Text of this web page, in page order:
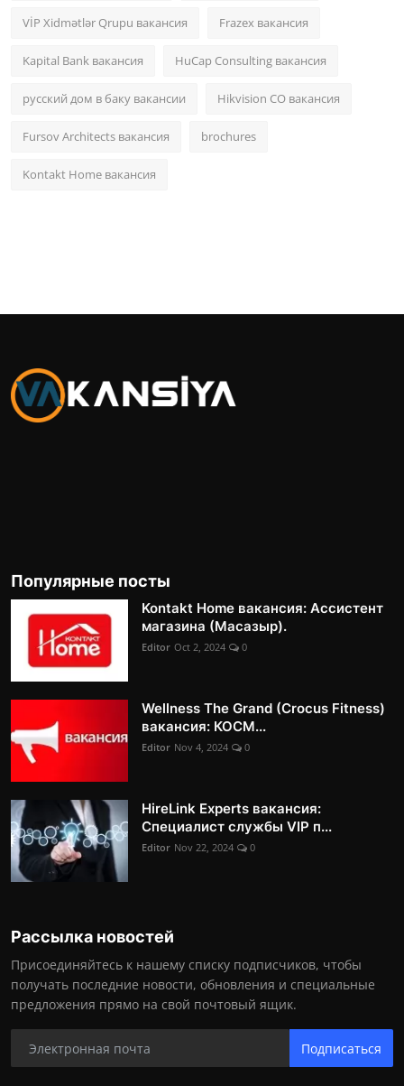
VİP Xidmətlər Qrupu вакансия Frazex вакансия
Kapital Bank вакансия HuCap Consulting вакансия
русский дом в баку вакансии Hikvision CO вакансия
Fursov Architects вакансия brochures
Kontakt Home вакансия
Популярные посты
Kontakt Home вакансия: Ассистент
магазина (Масазыр).
Editor Oct 2, 2024 0
Wellness The Grand (Crocus Fitness)
вакансия: КОСМ...
Editor Nov 4, 2024 0
HireLink Experts вакансия:
Специалист службы VIP п...
Editor Nov 22, 2024 0
Рассылка новостей
Присоединяйтесь к нашему списку подписчиков, чтобы
получать последние новости, обновления и специальные
предложения прямо на свой почтовый ящик.
Подписаться